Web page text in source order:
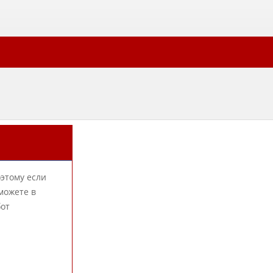
если
в